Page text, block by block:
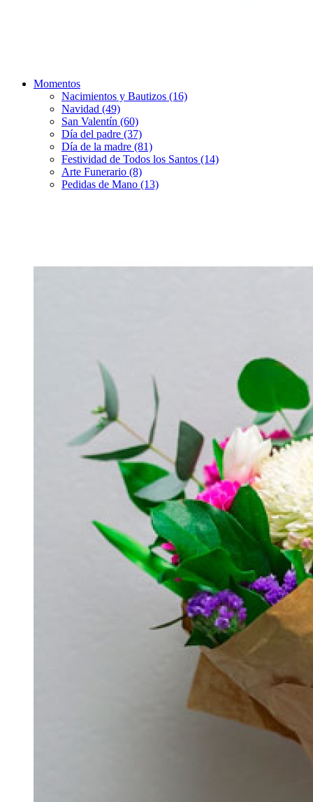
Momentos
Nacimientos y Bautizos (16)
Navidad (49)
San Valentín (60)
Día del padre (37)
Día de la madre (81)
Festividad de Todos los Santos (14)
Arte Funerario (8)
Pedidas de Mano (13)